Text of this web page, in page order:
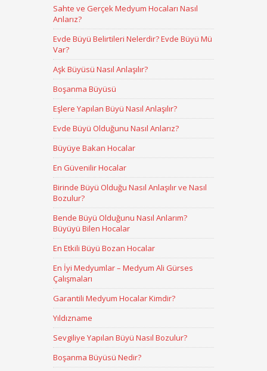
Sahte ve Gerçek Medyum Hocaları Nasıl
Anlarız?
Evde Büyü Belirtileri Nelerdir? Evde Büyü Mü
Var?
Aşk Büyüsü Nasıl Anlaşılır?
Boşanma Büyüsü
Eşlere Yapılan Büyü Nasıl Anlaşılır?
Evde Büyü Olduğunu Nasıl Anlarız?
Büyüye Bakan Hocalar
En Güvenilir Hocalar
Birinde Büyü Olduğu Nasıl Anlaşılır ve Nasıl
Bozulur?
Bende Büyü Olduğunu Nasıl Anlarım?
Büyüyü Bilen Hocalar
En Etkili Büyü Bozan Hocalar
En İyi Medyumlar – Medyum Ali Gürses
Çalışmaları
Garantili Medyum Hocalar Kimdir?
Yıldızname
Sevgiliye Yapılan Büyü Nasıl Bozulur?
Boşanma Büyüsü Nedir?